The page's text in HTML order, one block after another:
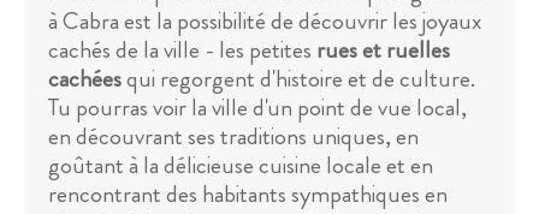
à Cabra est la possibilité de découvrir les joyaux
cachés de la ville - les petites rues et ruelles
cachéesqui regorgent d'histoire et de culture.
Tu pourras voir la ville d'un point de vue local,
en découvrant ses traditions uniques, en
goûtant à la délicieuse cuisine locale et en
rencontrant des habitants sympathiques en